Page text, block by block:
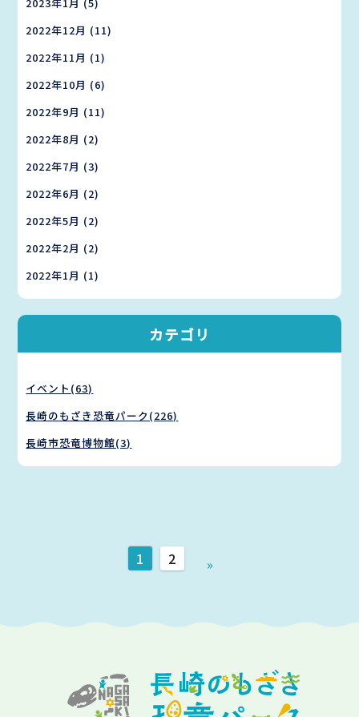
2023年1月 (5)
2022年12月 (11)
2022年11月 (1)
2022年10月 (6)
2022年9月 (11)
2022年8月 (2)
2022年7月 (3)
2022年6月 (2)
2022年5月 (2)
2022年2月 (2)
2022年1月 (1)
カテゴリ
イベント(63)
長崎のもざき恐竜パーク(226)
長崎市恐竜博物館(3)
1 2 »